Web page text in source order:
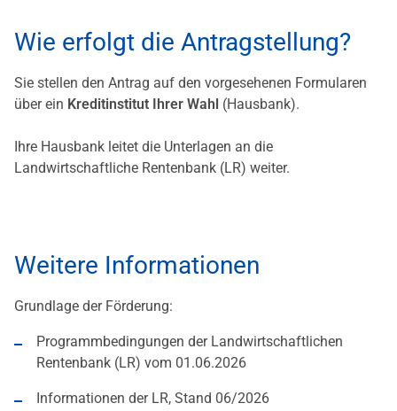
Wie erfolgt die Antragstellung?
Sie stellen den Antrag auf den vorgesehenen Formularen
über ein Kreditinstitut Ihrer Wahl (Hausbank).
Ihre Hausbank leitet die Unterlagen an die
Landwirtschaftliche Rentenbank (LR) weiter.
Weitere Informationen
Grundlage der Förderung:
Programmbedingungen der Landwirtschaftlichen
Rentenbank (LR) vom 01.06.2026
Informationen der LR, Stand 06/2026